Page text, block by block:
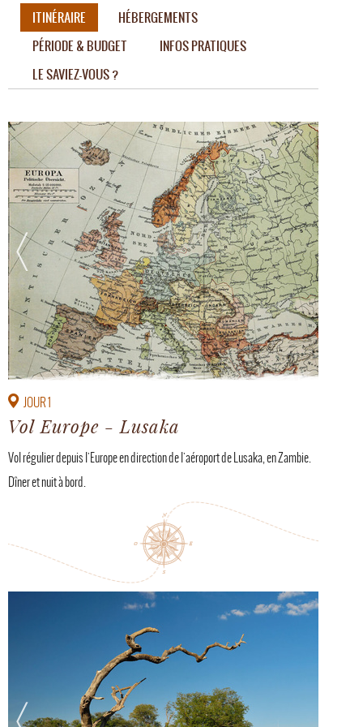
ITINÉRAIRE
HÉBERGEMENTS
PÉRIODE & BUDGET
INFOS PRATIQUES
LE SAVIEZ-VOUS ?
JOUR 1
Vol Europe - Lusaka
Vol régulier depuis l'Europe en direction de l'aéroport de Lusaka, en Zambie.
Dîner et nuit à bord.